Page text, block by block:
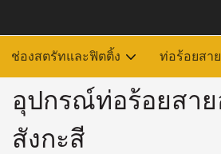
ช่องสตรัทและฟิตติ้ง ท่อร้อยสา
อุปกรณ์ท่อร้อยสา
สังกะสี